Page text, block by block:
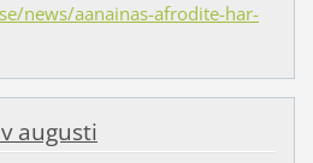
news/aanainas-afrodite-har-
augusti